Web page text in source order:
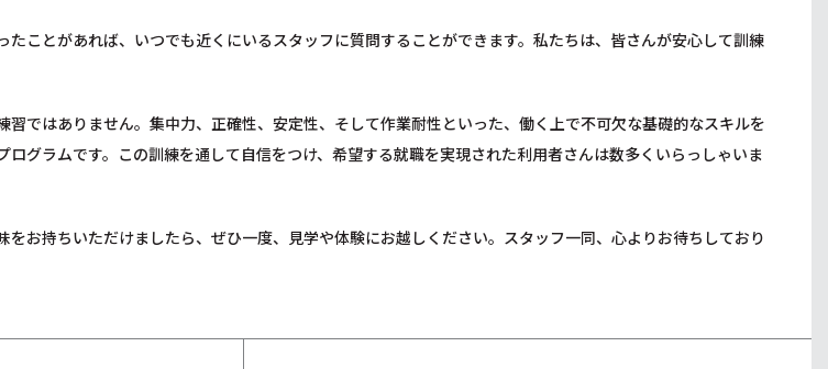
たことがあれば、いつでも近くにいるスタッフに質問することができます。私たちは、皆さんが安心して訓練
習ではありません。集中力、正確性、安定性、そして作業耐性といった、働く上で不可欠な基礎的なスキルを
グラムです。この訓練を通して自信をつけ、希望する就職を実現された利用者さんは数多くいらっしゃいま
をお持ちいただけましたら、ぜひ一度、見学や体験にお越しください。スタッフ一同、心よりお待ちしており